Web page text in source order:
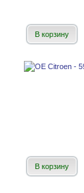
В корзину
В корзину